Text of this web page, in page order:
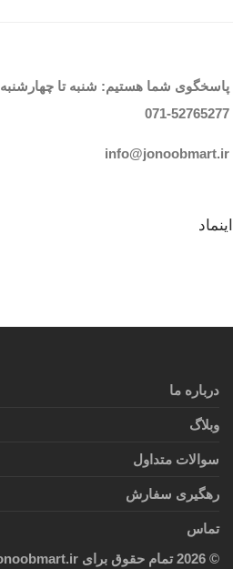
پاسخگوی شما هستیم: شنبه تا چهارشنبه
071-52765277
info@jonoobmart.ir
اینماد
درباره ما
وبلاگ
سوالات متداول
رهگیری سفارش
تماس
©
2026تمام حقوق برای jonoobmart.ir محفوظ است